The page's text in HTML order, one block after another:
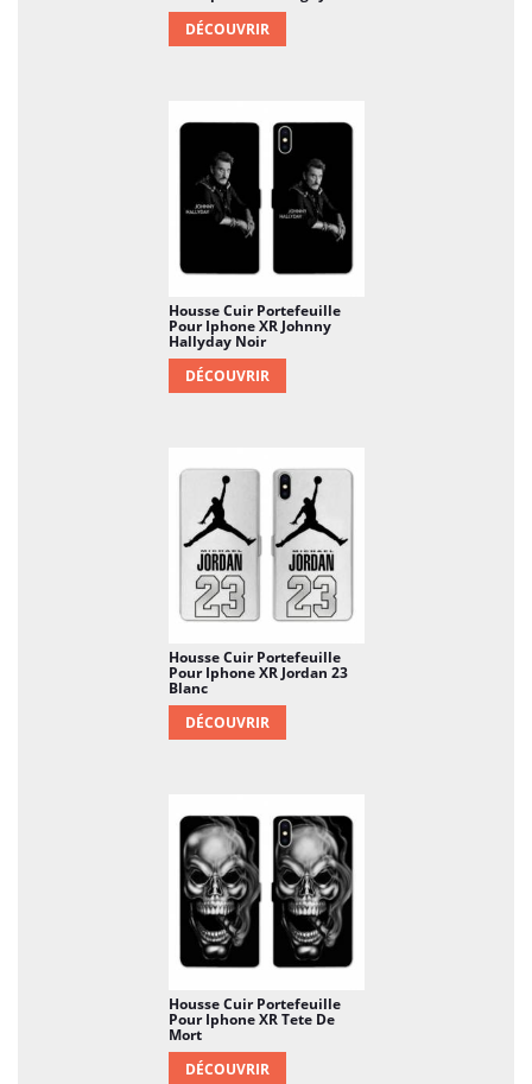
DÉCOUVRIR
Housse Cuir Portefeuille
Pour Iphone XR Johnny
Hallyday Noir
DÉCOUVRIR
Housse Cuir Portefeuille
Pour Iphone XR Jordan 23
Blanc
DÉCOUVRIR
Housse Cuir Portefeuille
Pour Iphone XR Tete De
Mort
DÉCOUVRIR